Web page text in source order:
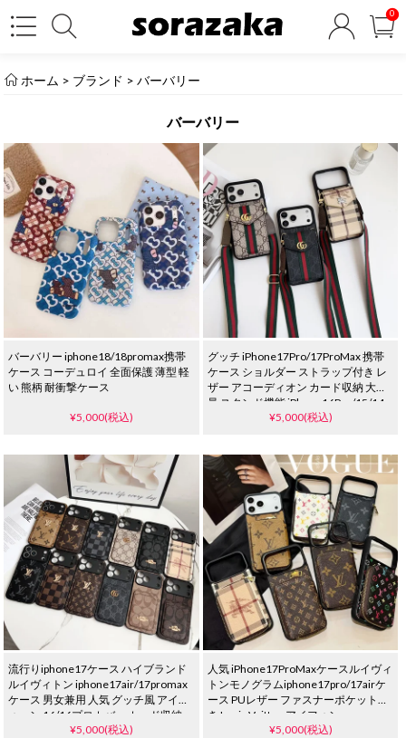
0
ホーム > ブランド > バーバリー
バーバリー
バーバリー iphone18/18promax携帯
ケース コーデュロイ 全面保護 薄型 軽
い 熊柄 耐衝撃ケース
¥5,000(税込)
グッチ iPhone17Pro/17ProMax 携帯
ケース ショルダー ストラップ付き レ
ザー アコーディオン カード収納 大容
量 スタンド機能 iPhone16Pro/15/14
ケース バーバリー Galaxy S25/S25Plus
¥5,000(税込)
流行りiphone17ケース ハイブランド
ルイヴィトン iphone17air/17promax
ケース 男女兼用 人気 グッチ風 アイフ
ォーン 16/16プロカバー カード収納
背面型 携帯 ケース coach
¥5,000(税込)
人気 iPhone17ProMaxケースルイヴィ
トンモノグラムiphone17pro/17airケ
ース PUレザー ファスナーポケット付
き Louis Vuitton アイフォン
16Pro/15Plusスマホケース 背面 手帳
¥5,000(税込)